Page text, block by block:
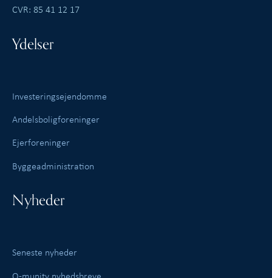
CVR: 85 41 12 17
Ydelser
Investeringsejendomme
Andelsboligforeninger
Ejerforeninger
Byggeadministration
Nyheder
Seneste nyheder
Q-munity nyhedsbreve